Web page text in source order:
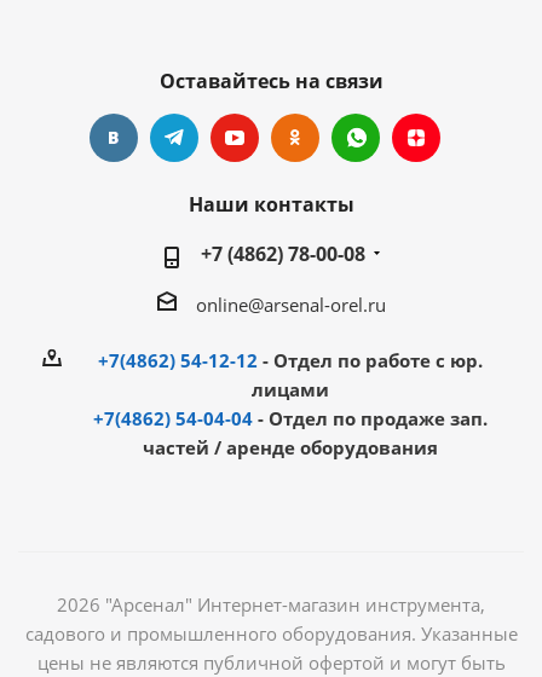
Оставайтесь на связи
Наши контакты
+7 (4862) 78-00-08
online@arsenal-orel.ru
+7(4862) 54-12-12 - Отдел по работе с юр.
лицами
+7(4862) 54-04-04 - Отдел по продаже зап.
частей / аренде оборудования
2026 "Арсенал" Интернет-магазин инструмента,
садового и промышленного оборудования. Указанные
цены не являются публичной офертой и могут быть